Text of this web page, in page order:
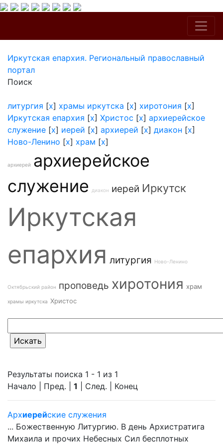
Иркутская епархия. Региональный православный
портал
Поиск
литургия [x] храмы иркутска [x] хиротония [x]
Иркутская епархия [x] Христос [x] архиерейское
служение [x] иерей [x] архиерей [x] диакон [x]
Ново-Ленино [x] храм [x]
архиерей архиерейское
служение
диакон иерей Иркутск
Иркутская
епархия литургия Ново-Ленино
Октябрьский район проповедь хиротония храм
храмы иркутска Христос
Результаты поиска 1 - 1 из 1
Начало | Пред. | 1 | След. | Конец
Архиерейские служения
... Божественную Литургию. В день Архистратига
Михаила и прочих Небесных Сил бесплотных